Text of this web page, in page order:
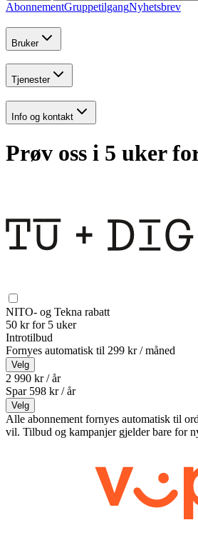
AbonnementGruppetilgangNyhetsbrev
Bruker
Tjenester
Info og kontakt
Prøv oss i 5 uker
NITO- og Tekna rabatt
50 kr for 5 uker
Introtilbud
Fornyes automatisk til 299 kr / måned
Velg
2 990 kr / år
Spar 598 kr /år
Velg
Alle abonnement fornyes automatisk til
vil. Tilbud og kampanjer gjelder bare for